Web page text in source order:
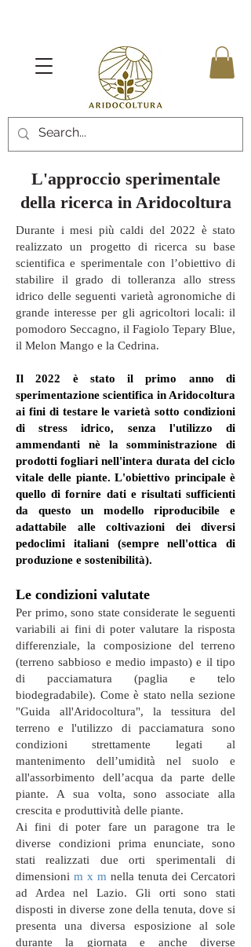
L'approccio sperimentale
della ricerca in Aridocoltura
Durante i mesi più caldi del 2022 è stato
realizzato un progetto di ricerca su base
scientifica e sperimentale con l’obiettivo di
stabilire il grado di tolleranza allo stress
idrico delle seguenti varietà agronomiche di
grande interesse per gli agricoltori locali: il
pomodoro Seccagno, il Fagiolo Tepary Blue,
il Melon Mango e la Cedrina.
Il 2022 è stato il primo anno di
sperimentazione scientifica in Aridocoltura
ai fini di testare le varietà sotto condizioni
di stress idrico, senza l'utilizzo di
ammendanti nè la somministrazione di
prodotti fogliari nell'intera durata del ciclo
vitale delle piante. L'obiettivo principale è
quello di fornire dati e risultati sufficienti
da questo un modello riproducibile e
adattabile alle coltivazioni dei diversi
pedoclimi italiani (sempre nell'ottica di
produzione e sostenibilità).
Le condizioni valutate
Per primo, sono state considerate le seguenti
variabili ai fini di poter valutare la risposta
differenziale, la composizione del terreno
(terreno sabbioso e medio impasto) e il tipo
di pacciamatura (paglia e telo
biodegradabile). Come è stato nella sezione
"Guida all'Aridocoltura", la tessitura del
terreno e l'utilizzo di pacciamatura sono
condizioni strettamente legati al
mantenimento dell’umidità nel suolo e
all'assorbimento dell’acqua da parte delle
piante. A sua volta, sono associate alla
crescita e produttività delle piante.
Ai fini di poter fare un paragone tra le
diverse condizioni prima enunciate, sono
stati realizzati due orti sperimentali di
dimensioni m x m nella tenuta dei Cercatori
ad Ardea nel Lazio. Gli orti sono stati
disposti in diverse zone della tenuta, dove si
presenta una diversa esposizione al sole
durante la giornata e anche diverse